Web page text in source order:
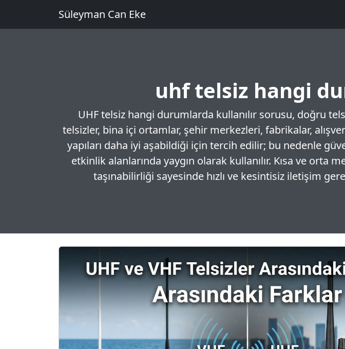
Süleyman Can Eke
uhf telsiz hangi
UHF telsiz hangi durumlarda kullanılır sorusu, doğru
telsizler, bina içi ortamlar, şehir merkezleri, fabrikalar,
yapıları daha iyi aşabildiği için tercih edilir; bu nedenle
etkinlik alanlarında yaygın olarak kullanılır. Kısa ve orta
taşınabilirliği sayesinde hızlı ve kesintisiz iletişim